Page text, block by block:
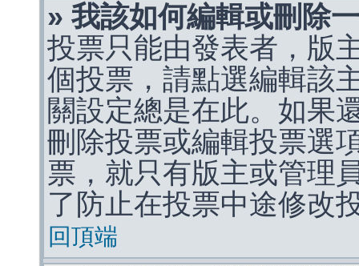
» 我該如何編輯或刪除
投票只能由發表者，版
個投票，請點選編輯該
關設定總是在此。如果
刪除投票或編輯投票選
票，就只有版主或管理
了防止在投票中途修改
回頂端